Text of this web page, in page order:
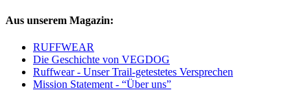
Aus unserem Magazin:
RUFFWEAR
Die Geschichte von VEGDOG
Ruffwear - Unser Trail-getestetes Versprechen
Mission Statement - “Über uns”